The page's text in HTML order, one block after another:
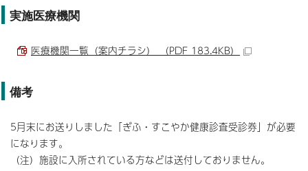
実施医療機関
医療機関一覧（案内チラシ） （PDF 183.4KB）
備考
5月末にお送りしました「ぎふ・すこやか健康診査受診券」が必要
になります。
（注）施設に入所されている方などは送付しておりません。